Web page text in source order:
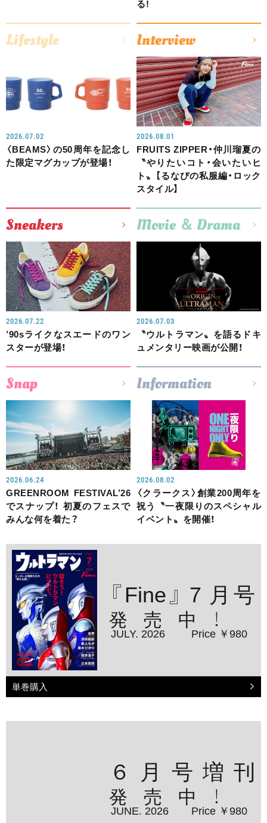
る!
Lifestyle
2026.07.02
〈BEAMS〉の50周年を記念し
た限定マグカップが登場！
Interview
2026.08.01
FRUITS ZIPPER・仲川瑠夏の
〝やりたいコト・会いたいヒ
ト〟【るなぴの私服編・ロック
スタイル】
Sneakers
2026.07.22
’90sライクなスエードのワン
スターが登場！
Movie ＆ Drama
2026.07.03
〝ウルトラマン〟を語るドキ
ュメンタリー映画が公開！
Snap
2026.06.24
GREENROOM FESTIVAL’26
でスナップ！ 初夏のフェスで
みんな何を着た？
Information
2026.08.02
〈クラークス〉創業200周年を
祝う〝一夜限りのスペシャル
イベント〟を開催！
『Fine』７月号
発売中！
JULY. 2026 Price ￥980
単巻購入
６月号増刊
発売中！
JUNE. 2026 Price ￥980